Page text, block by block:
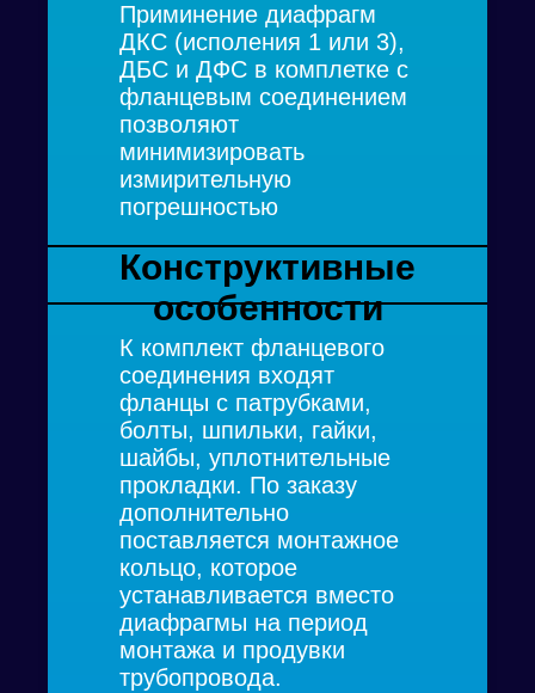
Приминение диафрагм
ДКС (исполения 1 или 3),
ДБС и ДФС в комплетке с
фланцевым соединением
позволяют
минимизировать
измирительную
погрешностью
Конструктивные
особенности
К комплект фланцевого
соединения входят
фланцы с патрубками,
болты, шпильки, гайки,
шайбы, уплотнительные
прокладки. По заказу
дополнительно
поставляется монтажное
кольцо, которое
устанавливается вместо
диафрагмы на период
монтажа и продувки
трубопровода.